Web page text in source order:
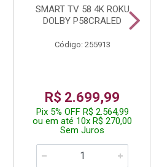
SMART TV 58 4K ROKU
DOLBY P58CRALED
Código: 255913
R$ 2.699,99
Pix 5% OFF R$ 2.564,99
ou em até 10x R$ 270,00
Sem Juros